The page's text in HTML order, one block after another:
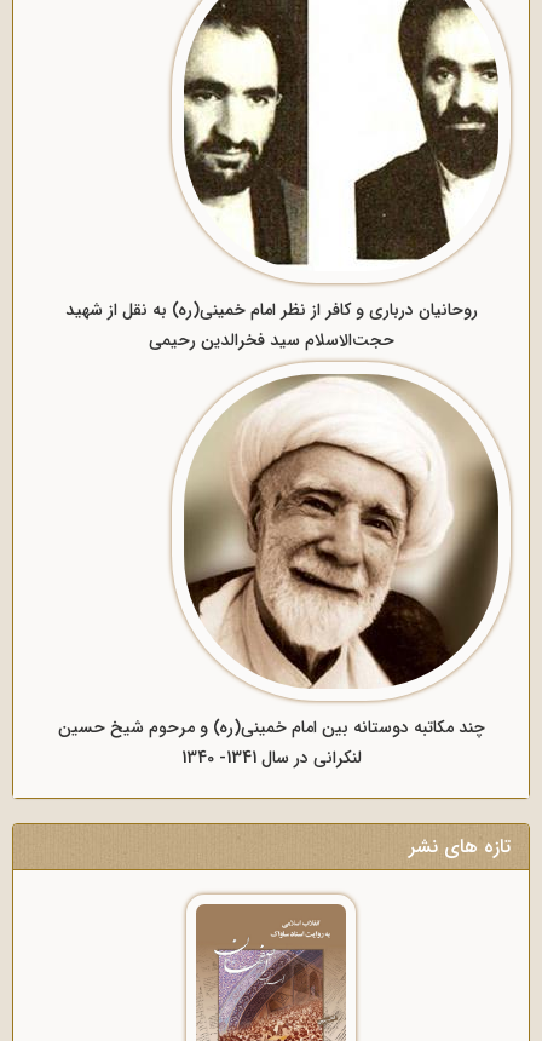
روحانیان درباری و کافر از نظر امام خمینی(ره) به نقل از شهید
حجت‌الاسلام سید فخرالدین رحیمی
چند مکاتبه دوستانه بین امام خمینی(ره) و مرحوم شیخ حسین
لنکرانی در سال 1341- 1340
تازه های نشر